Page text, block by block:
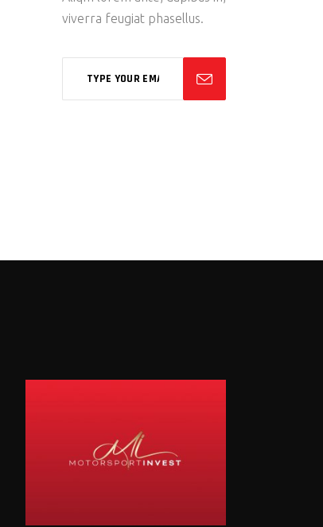
viverra feugiat phasellus.